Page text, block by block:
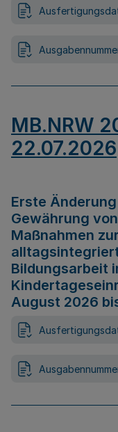
MB.NRW
22.07.2026
Erste
Gewährung
Maßnahmen
Bildungsarbeit
August 2026